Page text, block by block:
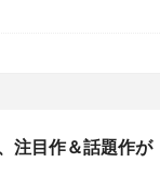
注目作＆話題作が